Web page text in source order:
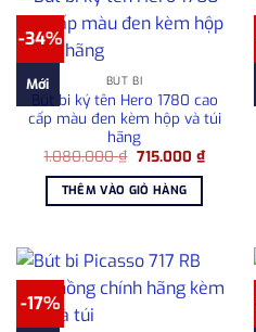
-34%
Mới BÚT BI
Bút bi ký tên Hero 1780 cao
cấp màu đen kèm hộp và túi
hãng
1.080.000₫ Giá
là:
1.080.000 ₫.
715.000 ₫Giá
THÊM VÀO GIỎ HÀNG
-17%